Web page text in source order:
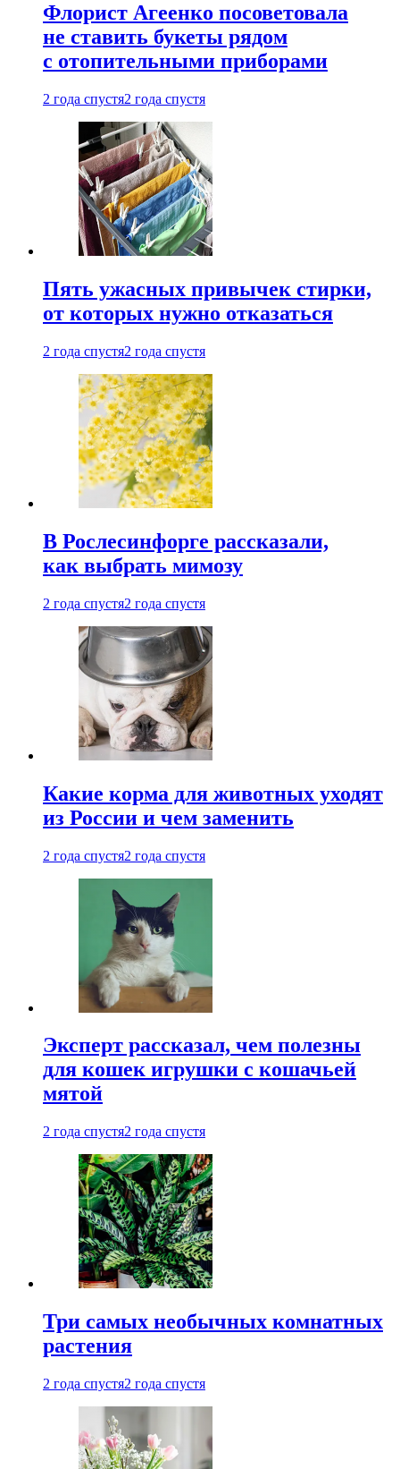
Флорист Агеенко посоветовала
не ставить букеты рядом
с отопительными приборами
2 года спустя2 года спустя
Пять ужасных привычек стирки,
от которых нужно отказаться
2 года спустя2 года спустя
В Рослесинфорге рассказали,
как выбрать мимозу
2 года спустя2 года спустя
Какие корма для животных уходят
из России и чем заменить
2 года спустя2 года спустя
Эксперт рассказал, чем полезны
для кошек игрушки с кошачьей
мятой
2 года спустя2 года спустя
Три самых необычных комнатных
растения
2 года спустя2 года спустя